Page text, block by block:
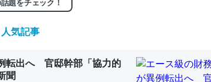
ンだと英語小説100ページ分くらい。小説でいう「ずっ
、短期記憶というには多い分量。進化すればするほど
題をチェック！
気記事
転出へ 官邸幹部「協力的
聞